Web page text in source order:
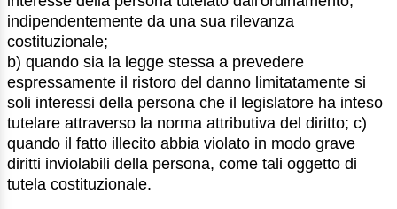
indipendentemente da una sua rilevanza
costituzionale;
b) quando sia la legge stessa a prevedere
espressamente il ristoro del danno limitatamente si
soli interessi della persona che il legislatore ha inteso
tutelare attraverso la norma attributiva del diritto; c)
quando il fatto illecito abbia violato in modo grave
diritti inviolabili della persona, come tali oggetto di
tutela costituzionale.